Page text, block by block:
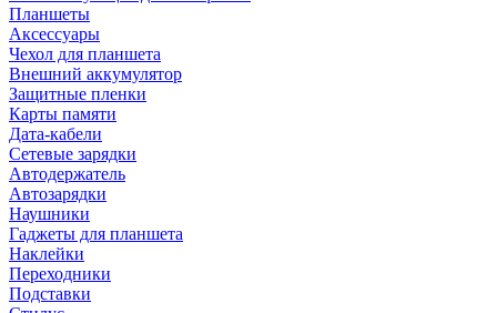
Планшеты
Аксессуары
Чехол для планшета
Внешний аккумулятор
Защитные пленки
Карты памяти
Дата-кабели
Сетевые зарядки
Автодержатель
Автозарядки
Наушники
Гаджеты для планшета
Наклейки
Переходники
Подставки